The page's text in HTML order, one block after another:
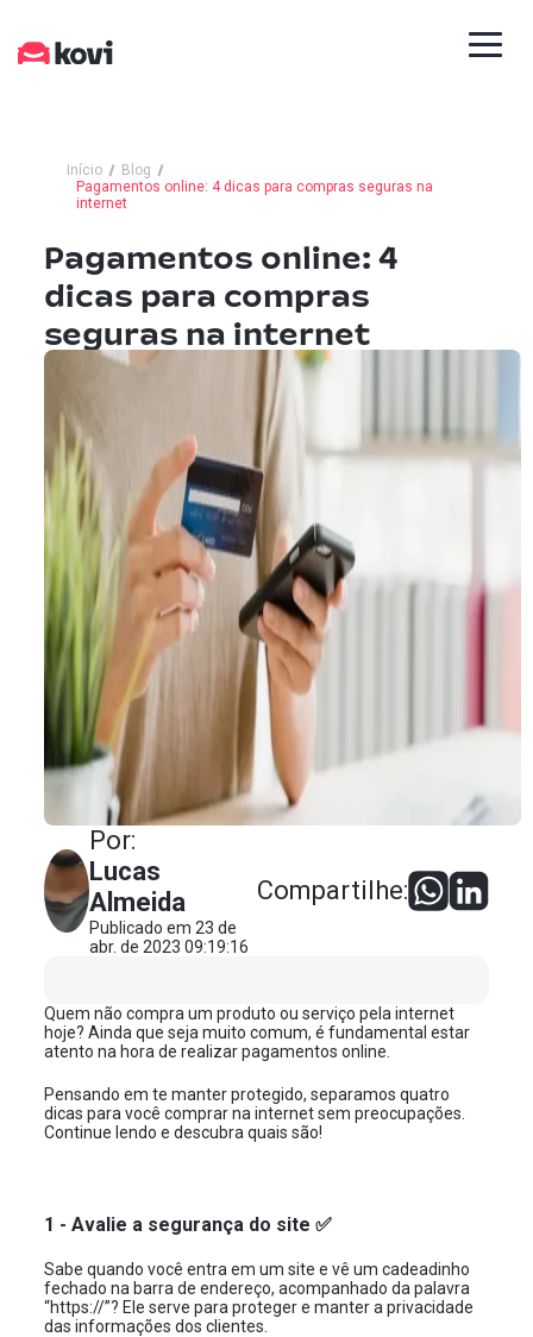
Início
Blog
Pagamentos online: 4 dicas para compras seguras na
internet
Pagamentos online: 4
dicas para compras
seguras na internet
Por:
Lucas
Almeida
Publicado em 23 de
abr. de 2023 09:19:16
Compartilhe:
Quem não compra um produto ou serviço pela internet
hoje? Ainda que seja muito comum, é fundamental estar
atento na hora de realizar pagamentos online.
Pensando em te manter protegido, separamos quatro
dicas para você comprar na internet sem preocupações.
Continue lendo e descubra quais são!
1 - Avalie a segurança do site ✅
Sabe quando você entra em um site e vê um cadeadinho
fechado na barra de endereço, acompanhado da palavra
“https://”? Ele serve para proteger e manter a privacidade
das informações dos clientes.